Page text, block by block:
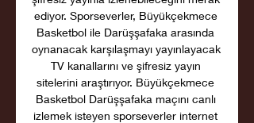
ediyor. Sporseverler, Büyükçekmece
Basketbol ile Darüşşafaka arasında
oynanacak karşılaşmayı yayınlayacak
TV kanallarını ve şifresiz yayın
sitelerini araştırıyor. Büyükçekmece
Basketbol Darüşşafaka maçını canlı
izlemek isteyen sporseverler internet